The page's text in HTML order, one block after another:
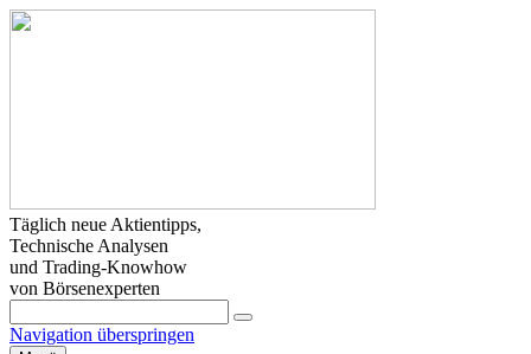
Täglich neue Aktientipps,
Technische Analysen
und Trading-Knowhow
von Börsenexperten
Navigation überspringen